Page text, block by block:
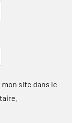
site dans le